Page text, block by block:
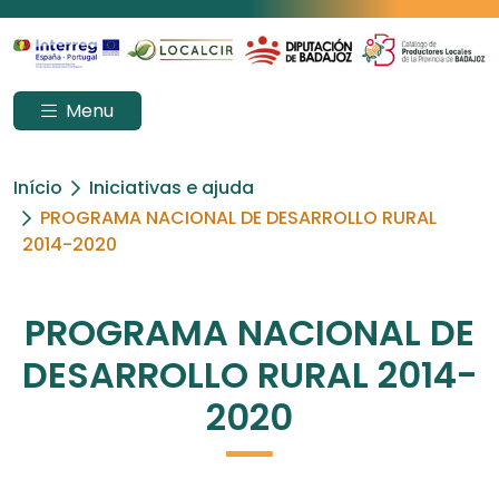
Menu
Início
Iniciativas e ajuda
PROGRAMA NACIONAL DE DESARROLLO RURAL
2014-2020
PROGRAMA NACIONAL DE
DESARROLLO RURAL 2014-
2020